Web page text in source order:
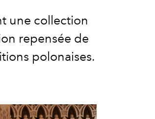
une collection
repensée de
polonaises.